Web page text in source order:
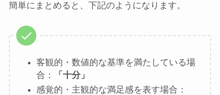
簡単にまとめると、下記のようになります。
客観的・数値的な基準を満たしている場
合：
「十分」
感覚的・主観的な満足感を表す場合：